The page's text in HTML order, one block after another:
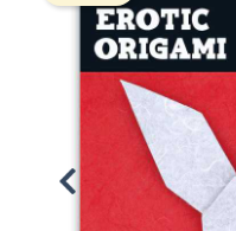
Previous